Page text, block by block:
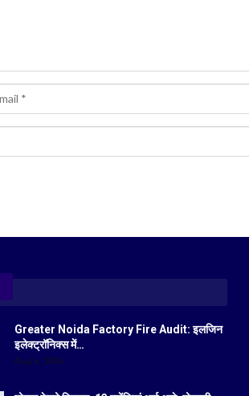
Greater Noida Factory Fire Audit: इलजिन
इलेक्ट्रॉनिक्स में…
Aug 6, 2026